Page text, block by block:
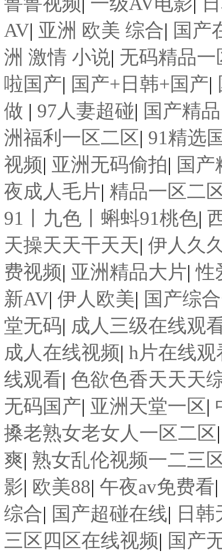
AV| 亚洲 欧美 综合| 国产
洲 激情 小说| 无码精品
啦国产| 国产+日韩+国产|
做 | 97人妻超碰| 国产精
洲福利一区二区| 91精选
视频| 亚洲无码偷拍| 国
夜成人毛片| 精品一区二
91丨九色丨蝌蚪91桃色|
天操天天干天天| 伊人久
费视频| 亚洲精品大片|性
新AV| 伊人欧美| 国产综
堂无码| 成人三级在线观
成人在线视频| h片在线观
线观看| 色欲色香天天天
无码国产| 亚洲天堂一区|
搡老熟女老女人一区二区
爽| 熟女乱伦视频一二三
影| 欧美88| 午夜av免费看
综合| 国产超碰在线| 日
三区四区在线视频| 国产